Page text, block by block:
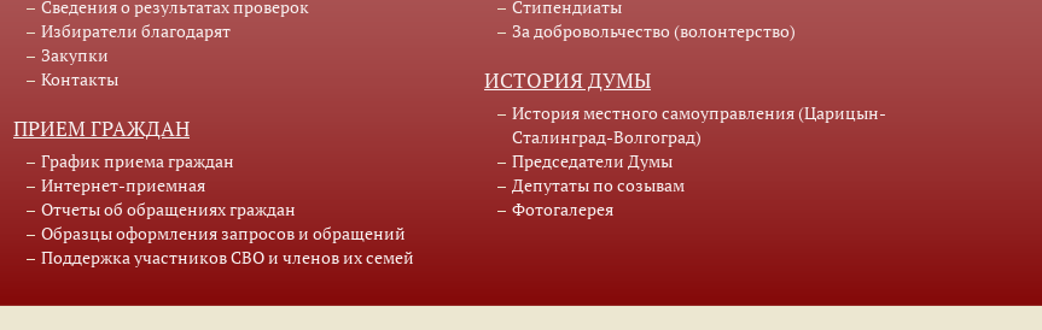
Сведения о результатах проверок
Избиратели благодарят
Закупки
Контакты
ПРИЕМ ГРАЖДАН
График приема граждан
Интернет-приемная
Отчеты об обращениях граждан
Образцы оформления запросов и обращений
Поддержка участников СВО и членов их семей
Стипендиаты
За добровольчество (волонтерство)
ИСТОРИЯ ДУМЫ
История местного самоуправления (Царицын-
Сталинград-Волгоград)
Председатели Думы
Депутаты по созывам
Фотогалерея